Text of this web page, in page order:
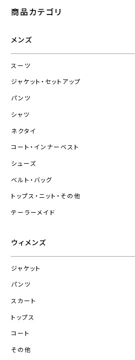
商品カテゴリ
メンズ
スーツ
ジャケット・セットアップ
パンツ
シャツ
ネクタイ
コート・インナーベスト
シューズ
ベルト・バッグ
トップス・ニット・その他
テーラーメイド
ウィメンズ
ジャケット
パンツ
スカート
トップス
コート
その他